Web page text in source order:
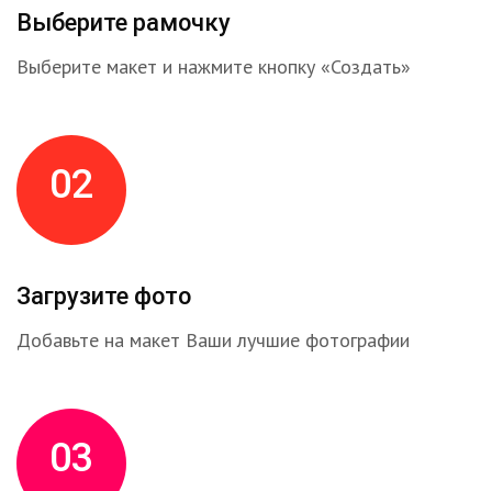
Выберите рамочку
Выберите макет и нажмите кнопку «Создать»
02
Загрузите фото
Добавьте на макет Ваши лучшие фотографии
03